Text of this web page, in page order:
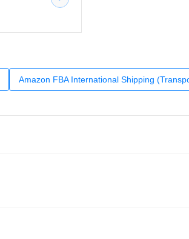
Amazon FBA International Shipping